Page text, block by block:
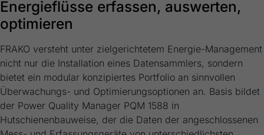
Energieflüsse erfassen, auswerten,
optimieren
FRAKO versteht unter zielgerichtetem Energie-Management
nicht nur die Installation eines Datensammlers, sondern
bietet ein modular konzipiertes Portfolio an sinnvollen
Überwachungs- und Optimierungsoptionen an. Basis bildet
der Power Quality Manager PQM 1588 in
Hutschienenbauweise, der die Daten der angeschlossenen